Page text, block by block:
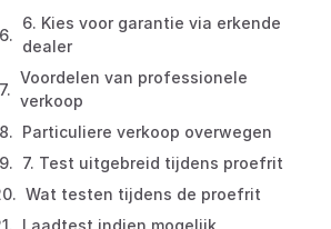
6. Kies voor garantie via erkende
dealer
Voordelen van professionele
verkoop
Particuliere verkoop overwegen
7. Test uitgebreid tijdens proefrit
Wat testen tijdens de proefrit
Laadtest indien mogelijk